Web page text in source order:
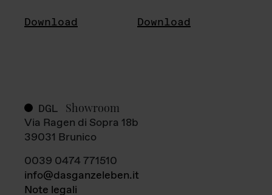
Download Download
DGL Showroom
Via Ragen di Sopra 18b
39031 Brunico
0039 0474 771510
info@dasganzeleben.it
Note legali